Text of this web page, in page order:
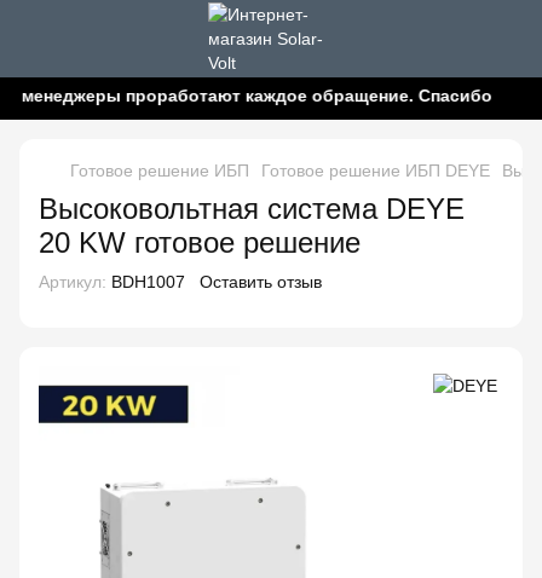
проработают каждое обращение. Спасибо за
Готовое решение ИБП Готовое решение ИБП DEYE
Высоковольтная система DEYE
20 KW готовое решение
Артикул: BDH1007 Оставить отзыв